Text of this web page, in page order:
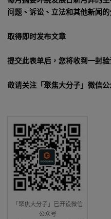
问题、诉讼、立法和其他新闻的
取得即时发布文章
提交此表单后，您将收到一封
敬请关注「聚焦大分子」微信公
「聚焦大分子」已开设微信
公众号